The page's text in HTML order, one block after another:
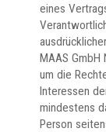
eines
MAAS GmbH
um die
Interessen
mindestens
Person